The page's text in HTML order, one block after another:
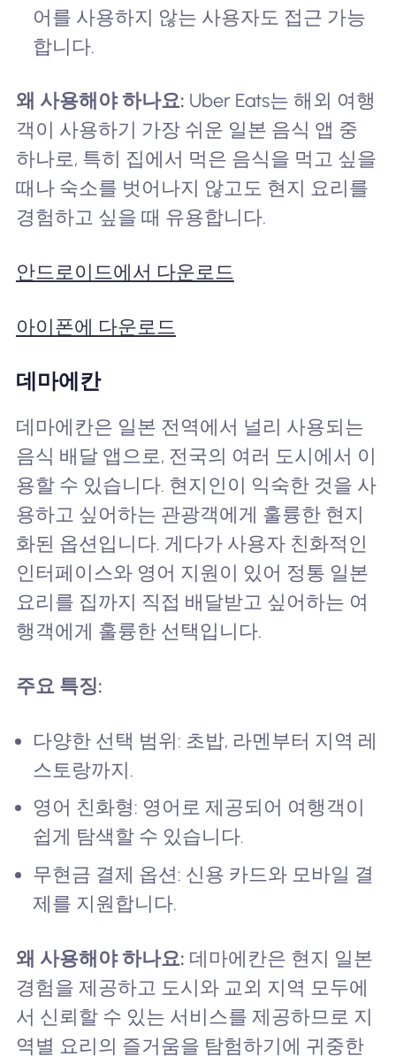
어를 사용하지 않는 사용자도 접근 가능
합니다.
왜 사용해야 하나요: Uber Eats는 해외 여행
객이 사용하기 가장 쉬운 일본 음식 앱 중
하나로, 특히 집에서 먹은 음식을 먹고 싶을
때나 숙소를 벗어나지 않고도 현지 요리를
경험하고 싶을 때 유용합니다.
안드로이드에서 다운로드
아이폰에 다운로드
데마에칸
데마에칸은 일본 전역에서 널리 사용되는
음식 배달 앱으로, 전국의 여러 도시에서 이
용할 수 있습니다. 현지인이 익숙한 것을 사
용하고 싶어하는 관광객에게 훌륭한 현지
화된 옵션입니다. 게다가 사용자 친화적인
인터페이스와 영어 지원이 있어 정통 일본
요리를 집까지 직접 배달받고 싶어하는 여
행객에게 훌륭한 선택입니다.
주요 특징:
다양한 선택 범위: 초밥, 라멘부터 지역 레
스토랑까지.
영어 친화형: 영어로 제공되어 여행객이
쉽게 탐색할 수 있습니다.
무현금 결제 옵션: 신용 카드와 모바일 결
제를 지원합니다.
왜 사용해야 하나요: 데마에칸은 현지 일본
경험을 제공하고 도시와 교외 지역 모두에
서 신뢰할 수 있는 서비스를 제공하므로 지
역별 요리의 즐거움을 탐험하기에 귀중한